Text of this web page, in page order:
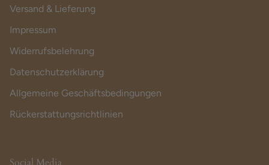
Versand & Lieferung
Impressum
Widerrufsbelehrung
Datenschutzerklärung
Allgemeine Geschäftsbedingungen
Rückerstattungsrichtlinien